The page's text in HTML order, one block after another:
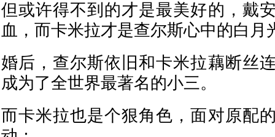
但或许得不到的才是最美好的，戴
血，而卡米拉才是查尔斯心中的白月
婚后，查尔斯依旧和卡米拉藕断丝
成为了全世界最著名的小三。
而卡米拉也是个狠角色，面对原配